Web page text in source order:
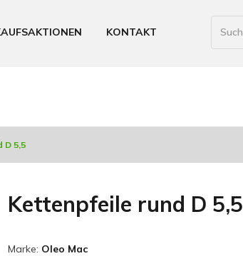
KONTAKT
D 5,5
Kettenpfeile rund D 5,5
Marke: Oleo Mac